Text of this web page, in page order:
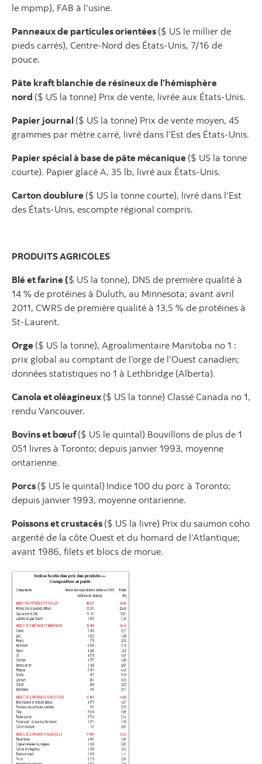
le mpmp), FAB à l’usine.
Panneaux de particules orientées ($ US le millier de
pieds carrés), Centre-Nord des États-Unis, 7/16 de
pouce.
Pâte kraft blanchie de résineux de l’hémisphère
nord ($ US la tonne) Prix de vente, livrée aux États-Unis.
Papier journal ($ US la tonne) Prix de vente moyen, 45
grammes par mètre carré, livré dans l’Est des États-Unis.
Papier spécial à base de pâte mécanique ($ US la tonne
courte). Papier glacé A, 35 lb, livré aux États-Unis.
Carton doublure ($ US la tonne courte), livré dans l’Est
des États-Unis, escompte régional compris.
PRODUITS AGRICOLES
Blé et farine ($ US la tonne), DNS de première qualité à
14 % de protéines à Duluth, au Minnesota; avant avril
2011, CWRS de première qualité à 13,5 % de protéines à
St-Laurent.
Orge ($ US la tonne), Agroalimentaire Manitoba no 1 :
prix global au comptant de l’orge de l’Ouest canadien;
données statistiques no 1 à Lethbridge (Alberta).
Canola et oléagineux ($ US la tonne) Classé Canada no 1,
rendu Vancouver.
Bovins et bœuf($ US le quintal) Bouvillons de plus de 1
051 livres à Toronto; depuis janvier 1993, moyenne
ontarienne.
Porcs ($ US le quintal) Indice 100 du porc à Toronto;
depuis janvier 1993, moyenne ontarienne.
Poissons et crustacés ($ US la livre) Prix du saumon coho
argenté de la côte Ouest et du homard de l’Atlantique;
avant 1986, filets et blocs de morue.